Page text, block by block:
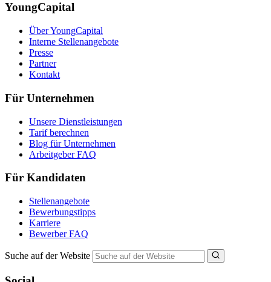
YoungCapital
Über YoungCapital
Interne Stellenangebote
Presse
Partner
Kontakt
Für Unternehmen
Unsere Dienstleistungen
Tarif berechnen
Blog für Unternehmen
Arbeitgeber FAQ
Für Kandidaten
Stellenangebote
Bewerbungstipps
Karriere
Bewerber FAQ
Suche auf der Website